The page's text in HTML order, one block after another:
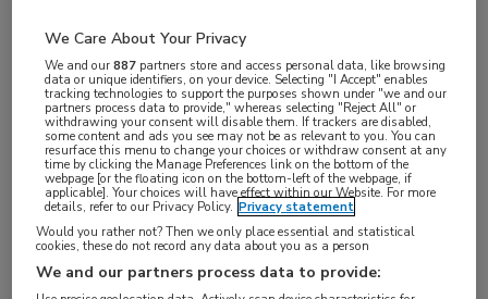
Onlangs is door de Nederlandse Vereniging voor
Reumatologie (NVR) de richtlijnDiagnostiek en
behandeling reuscelarteriitis(RCA), de meest
voorkomende vorm van systemische vasculitis,
Vasculitis
Tags:
arteriitis,reuscelarteriitis,vasculitis
We Care About Your Privacy
We and our887 partners store and access personal data, like browsing
data or unique identifiers, on your device. Selecting "I Accept" enables
tracking technologies to support the purposes shown under "we and our
partners process data to provide," whereas selecting "Reject All" or
withdrawing your consent will disable them. If trackers are disabled,
some content and ads you see may not be as relevant to you. You can
resurface this menu to change your choices or withdraw consent at any
time by clicking the Manage Preferences link on the bottom of the
webpage [or the floating icon on the bottom-left of the webpage, if
applicable]. Your choices will have effect within our Website. For more
details, refer to our Privacy Policy. Privacy statement
Would you rather not? Then we only place essential and statistical
cookies, these do not record any data about you as a person
We and our partners process data to provide: